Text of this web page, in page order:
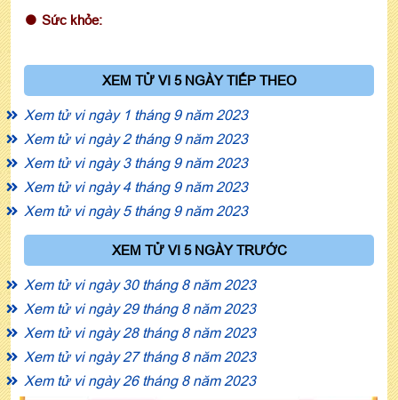
Sức khỏe:
XEM TỬ VI 5 NGÀY TIẾP THEO
Xem tử vi ngày 1 tháng 9 năm 2023
Xem tử vi ngày 2 tháng 9 năm 2023
Xem tử vi ngày 3 tháng 9 năm 2023
Xem tử vi ngày 4 tháng 9 năm 2023
Xem tử vi ngày 5 tháng 9 năm 2023
XEM TỬ VI 5 NGÀY TRƯỚC
Xem tử vi ngày 30 tháng 8 năm 2023
Xem tử vi ngày 29 tháng 8 năm 2023
Xem tử vi ngày 28 tháng 8 năm 2023
Xem tử vi ngày 27 tháng 8 năm 2023
Xem tử vi ngày 26 tháng 8 năm 2023